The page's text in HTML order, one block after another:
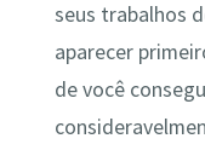
seus trabalhos
aparecer
de você